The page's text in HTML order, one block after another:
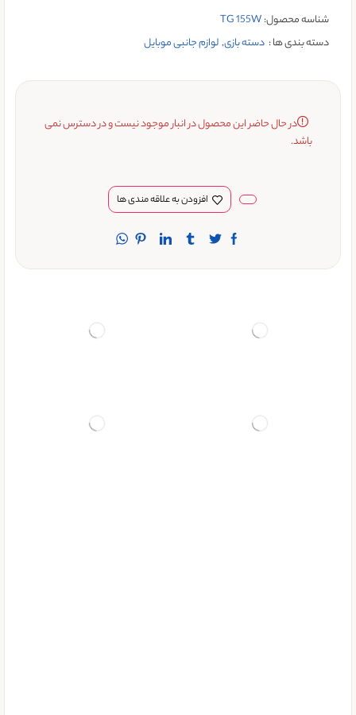
شناسه محصول:TG 155W
دسته بندی ها : دسته بازی,لوازم جانبی موبایل
در حال حاضر این محصول در انبار موجود نیست و در دسترس نمی
باشد.
افزودن به علاقه مندی ها